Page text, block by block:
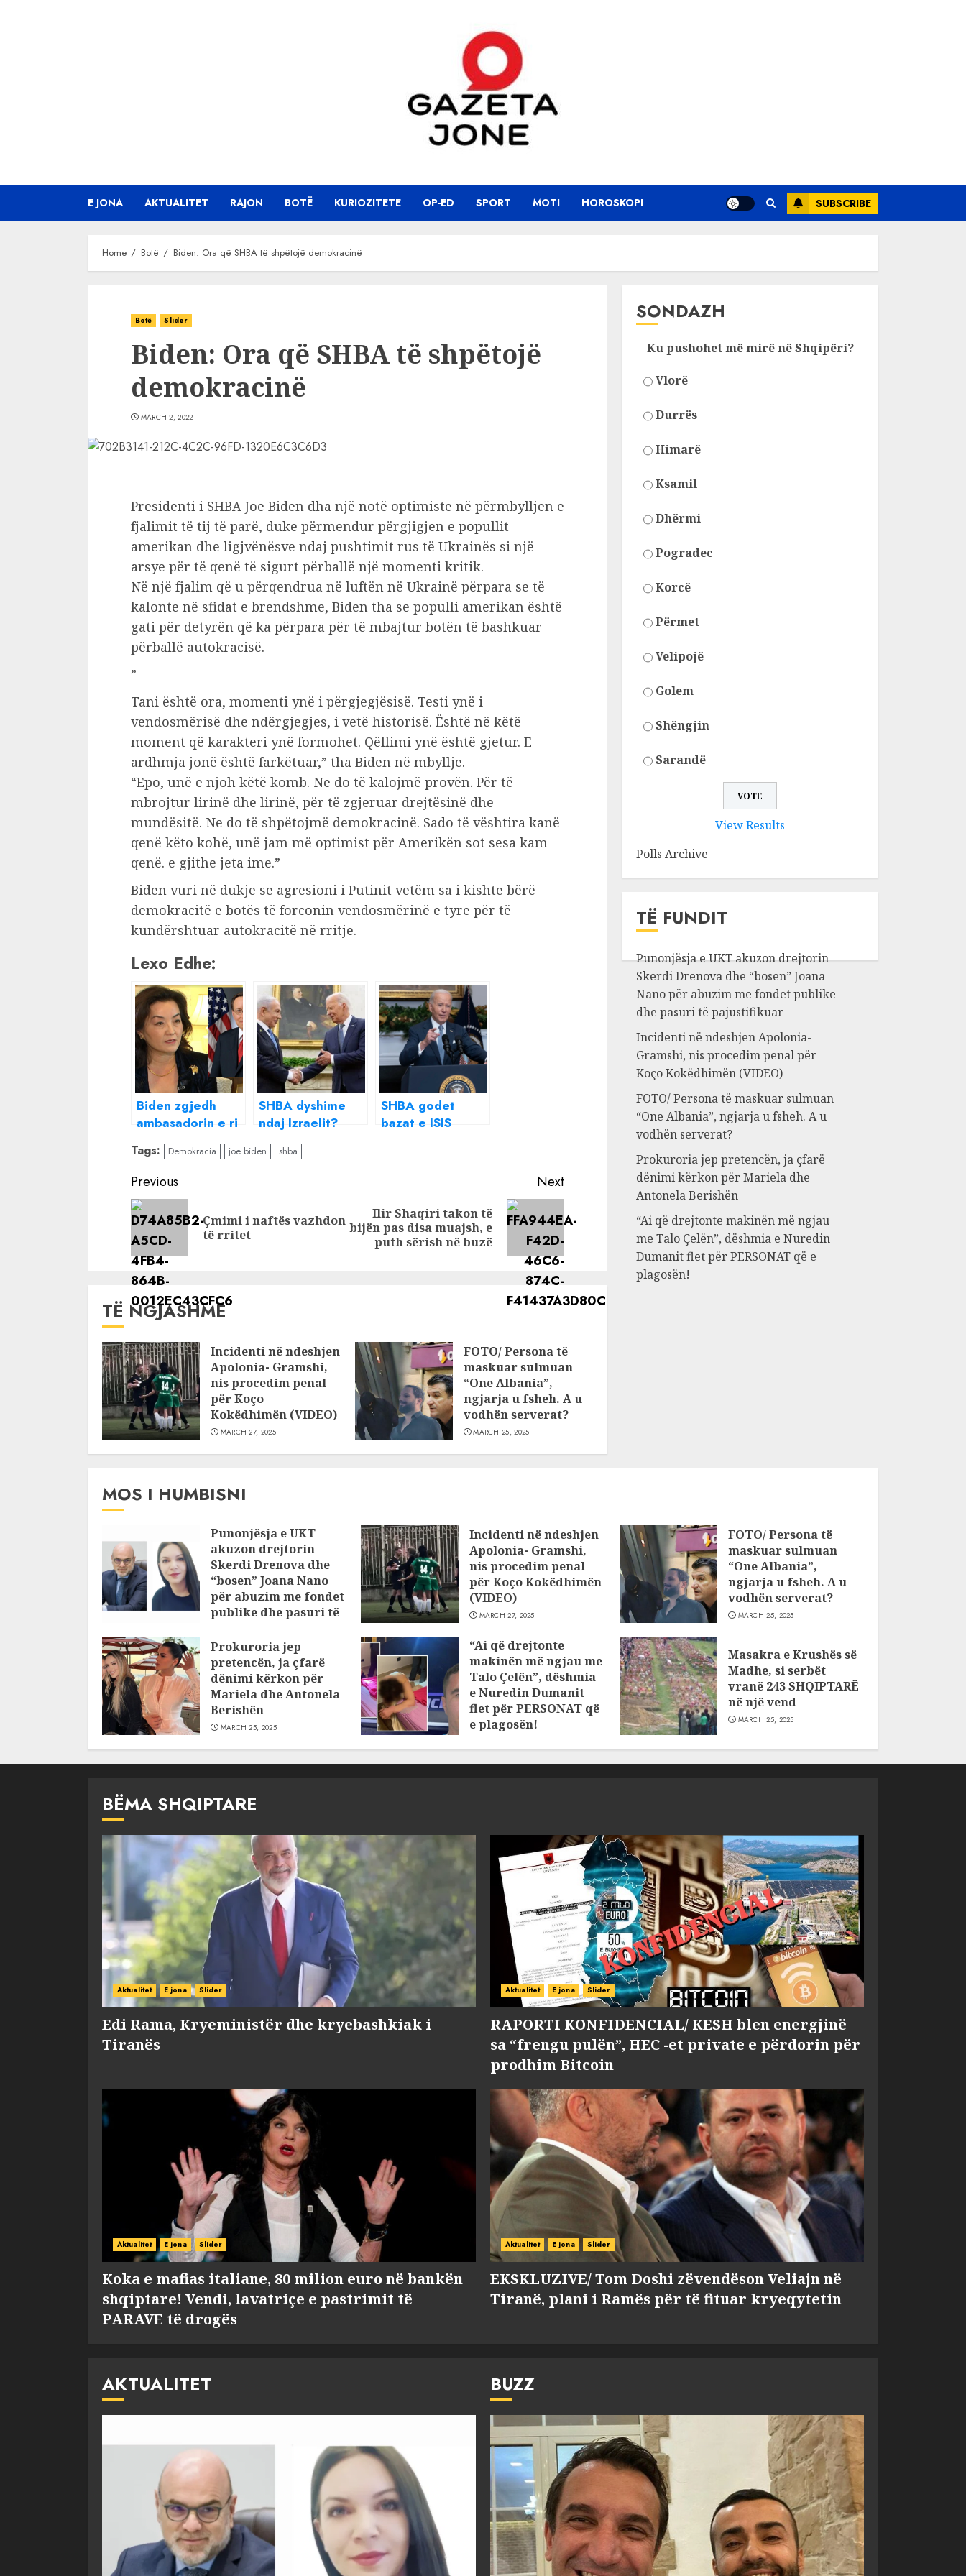
E JONA AKTUALITET RAJON BOTË KURIOZITETE OP-ED SPORT MOTI HOROSKOPI SUBSCRIBE
Home Botë Biden: Ora që SHBA të shpëtojë demokracinë
Botë Slider
Biden: Ora që SHBA të shpëtojë
demokracinë
MARCH 2, 2022
Presidenti i SHBA Joe Biden dha një notë optimiste në përmbylljen e
fjalimit të tij të parë, duke përmendur përgjigjen e popullit
amerikan dhe ligjvënësve ndaj pushtimit rus të Ukrainës si një
arsye për të qenë të sigurt përballë një momenti kritik.
Në një fjalim që u përqendrua në luftën në Ukrainë përpara se të
kalonte në sfidat e brendshme, Biden tha se populli amerikan është
gati për detyrën që ka përpara për të mbajtur botën të bashkuar
përballë autokracisë.
”
Tani është ora, momenti ynë i përgjegjësisë. Testi ynë i
vendosmërisë dhe ndërgjegjes, i vetë historisë. Është në këtë
moment që karakteri ynë formohet. Qëllimi ynë është gjetur. E
ardhmja jonë është farkëtuar,” tha Biden në mbyllje.
“Epo, unë e njoh këtë komb. Ne do të kalojmë provën. Për të
mbrojtur lirinë dhe lirinë, për të zgjeruar drejtësinë dhe
mundësitë. Ne do të shpëtojmë demokracinë. Sado të vështira kanë
qenë këto kohë, unë jam më optimist për Amerikën sot sesa kam
qenë. e gjithe jeta ime.”
Biden vuri në dukje se agresioni i Putinit vetëm sa i kishte bërë
demokracitë e botës të forconin vendosmërinë e tyre për të
kundërshtuar autokracitë në rritje.
Lexo Edhe:
Biden zgjedh
ambasadorin e ri
të SHBA në
Shqipëri, kush do
ta zërë vendin e
Yuri Kim
SHBA dyshime
ndaj Izraelit?
Biden: Nuk e di
nëse Netanyahu
tek zgjedhjet
SHBA godet
bazat e ISIS
një akt drejtësie
Tags: Demokracia joe biden shba
Continue
Reading
Previous
Previous
post:
Çmimi i naftës vazhdon
të rritet
Next
Next
post:
Ilir Shaqiri takon të
bijën pas disa muajsh, e
puth sërish në buzë
TË NGJASHME
Incidenti në ndeshjen
Apolonia- Gramshi,
nis procedim penal
për Koço
Kokëdhimën (VIDEO)
MARCH 27, 2025
FOTO/ Persona të
maskuar sulmuan
“One Albania”,
ngjarja u fsheh. A u
vodhën serverat?
MARCH 25, 2025
SONDAZH
Ku pushohet më mirë në Shqipëri?
Vlorë
Durrës
Himarë
Ksamil
Dhërmi
Pogradec
Korcë
Përmet
Velipojë
Golem
Shëngjin
Sarandë
View Results
Polls Archive
TË FUNDIT
Punonjësja e UKT akuzon drejtorin
Skerdi Drenova dhe “bosen” Joana
Nano për abuzim me fondet publike
dhe pasuri të pajustifikuar
Incidenti në ndeshjen Apolonia-
Gramshi, nis procedim penal për
Koço Kokëdhimën (VIDEO)
FOTO/ Persona të maskuar sulmuan
“One Albania”, ngjarja u fsheh. A u
vodhën serverat?
Prokuroria jep pretencën, ja çfarë
dënimi kërkon për Mariela dhe
Antonela Berishën
“Ai që drejtonte makinën më ngjau
me Talo Çelën”, dëshmia e Nuredin
Dumanit flet për PERSONAT që e
plagosën!
MOS I HUMBISNI
Punonjësja e UKT
akuzon drejtorin
Skerdi Drenova dhe
“bosen” Joana Nano
për abuzim me fondet
publike dhe pasuri të
JULY 24, 2025
Incidenti në ndeshjen
Apolonia- Gramshi,
nis procedim penal
për Koço Kokëdhimën
(VIDEO)
MARCH 27, 2025
FOTO/ Persona të
maskuar sulmuan
“One Albania”,
ngjarja u fsheh. A u
vodhën serverat?
MARCH 25, 2025
Prokuroria jep
pretencën, ja çfarë
dënimi kërkon për
Mariela dhe Antonela
Berishën
MARCH 25, 2025
“Ai që drejtonte
makinën më ngjau me
Talo Çelën”, dëshmia
e Nuredin Dumanit
flet për PERSONAT që
e plagosën!
Masakra e Krushës së
Madhe, si serbët
vranë 243 SHQIPTARË
në një vend
MARCH 25, 2025
BËMA SHQIPTARE
Aktualitet E jona Slider
Edi Rama, Kryeministër dhe kryebashkiak i
Tiranës
Aktualitet E jona Slider
RAPORTI KONFIDENCIAL/ KESH blen energjinë
sa “frengu pulën”, HEC -et private e përdorin për
prodhim Bitcoin
Aktualitet E jona Slider
Koka e mafias italiane, 80 milion euro në bankën
shqiptare! Vendi, lavatriçe e pastrimit të
PARAVE të drogës
Aktualitet E jona Slider
EKSKLUZIVE/ Tom Doshi zëvendëson Veliajn në
Tiranë, plani i Ramës për të fituar kryeqytetin
AKTUALITET BUZZ